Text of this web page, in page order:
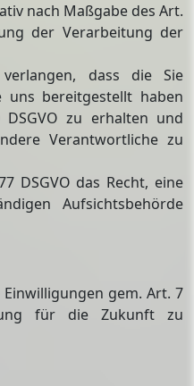
nach Maßgabe des Art.
der Verarbeitung der
dass die Sie
uns bereitgestellt haben
zu erhalten und
Verantwortliche zu
DSGVO das Recht, eine
Aufsichtsbehörde
gem. Art. 7
für die Zukunft zu